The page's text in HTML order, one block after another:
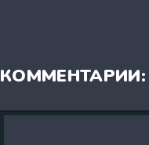
КОММЕНТАРИИ: